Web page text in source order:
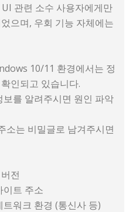
관련 소수 사용자에게만
으며, 우회 기능 자체에는
10/11 환경에서는 정
인되고 있습니다.
를 알려주시면 원인 파악
소는 비밀글로 남겨주시면
전
이트 주소
워크 환경 (통신사 등)